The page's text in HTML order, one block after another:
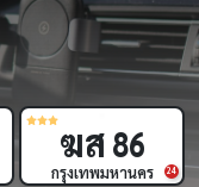
กฌ444
กรุงเทพมหานคร